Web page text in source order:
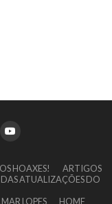
HOAXES!
ARTIGOS
DAS ATUALIZAÇÕES DO
LOPES HOME